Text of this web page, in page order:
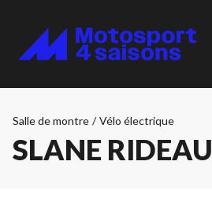
Salle de montre / Vélo électrique
SLANE RIDEAU